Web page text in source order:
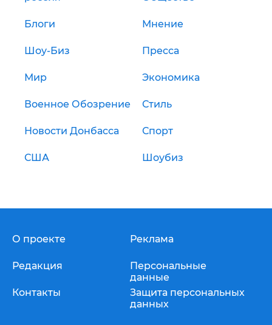
Блоги Мнение
Шоу-Биз Пресса
Мир Экономика
Военное Обозрение Стиль
Новости Донбасса Спорт
США Шоубиз
О проекте
Редакция
Контакты
Реклама
Персональные
данные
Защита персональных
данных